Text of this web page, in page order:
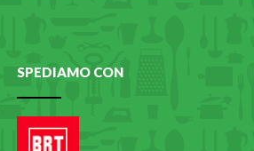
SPEDIAMO CON